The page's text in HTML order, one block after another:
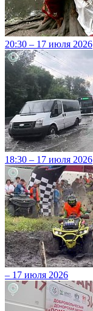
20:30 – 17 июля 2026
18:30 – 17 июля 2026
– 17 июля 2026